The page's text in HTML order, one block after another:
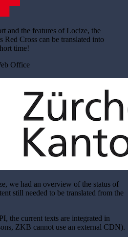
and the features of Locize, the
Red Cross can be translated into
time!
Office
we had an overview of the status of
still needed to be translated from the
the current texts are integrated in
ZKB cannot use an external CDN).